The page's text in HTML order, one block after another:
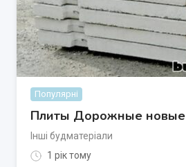
Популярні
Плиты Дорожные новые
Інші будматеріали
1 рік тому